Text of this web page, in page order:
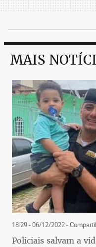
MAIS
18:29 - 06/12/2022-
Policiais salvam a